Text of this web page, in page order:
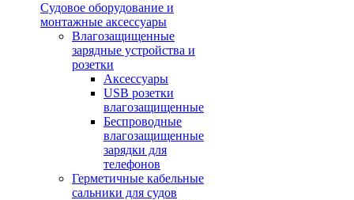
Судовое оборудование и
монтажные аксессуары
Влагозащищенные
зарядные устройства и
розетки
Аксессуары
USB розетки
влагозащищенные
Беспроводные
влагозащищенные
зарядки для
телефонов
Герметичные кабельные
сальники для судов